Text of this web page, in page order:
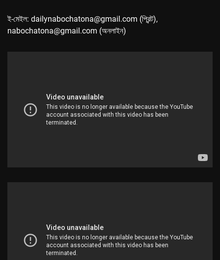
ই-মেইল: dailynabochatona@gmail.com (প্রিন্ট),
nabochatona@gmail.com (অনলাইন)